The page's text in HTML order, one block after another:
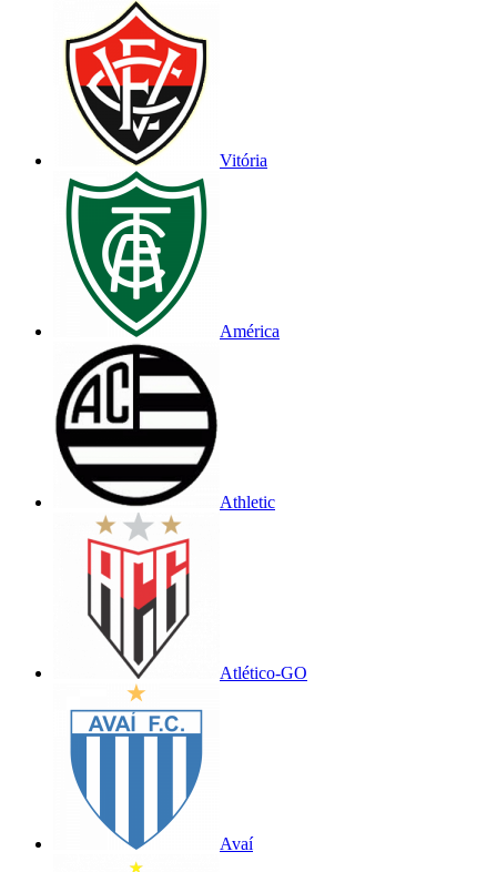
Vitória
América
Athletic
Atlético-GO
Avaí